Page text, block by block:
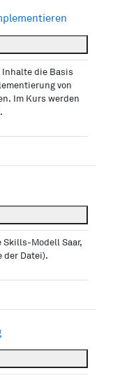
die Basis
von
Im Kurs werden
Modell Saar,
der Datei).